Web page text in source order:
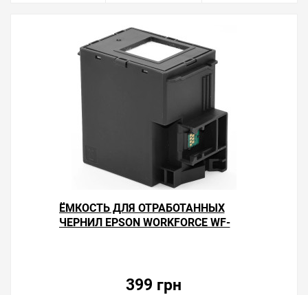
ЁМКОСТЬ ДЛЯ ОТРАБОТАННЫХ
ЧЕРНИЛ EPSON WORKFORCE WF-
399 грн